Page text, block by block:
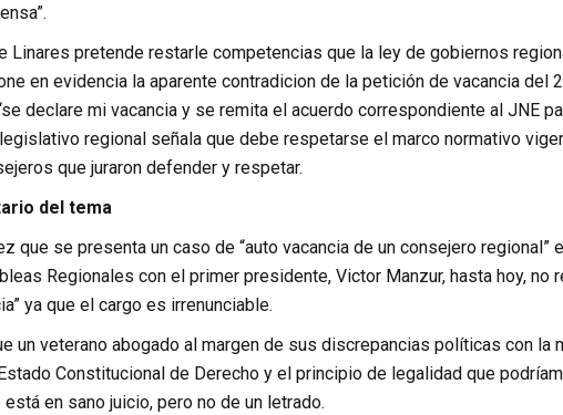
Linares pretende restarle competencias que la ley de gobiernos
en evidencia la aparente contradicion de la petición de vacancia del
declare mi vacancia y se remita el acuerdo correspondiente al JNE
regional señala que debe respetarse el marco normativo
que juraron defender y respetar.
del tema
que se presenta un caso de “auto vacancia de un consejero regional”
Regionales con el primer presidente, Victor Manzur, hasta hoy, no
ya que el cargo es irrenunciable.
un veterano abogado al margen de sus discrepancias políticas con la
Constitucional de Derecho y el principio de legalidad que
en sano juicio, pero no de un letrado.